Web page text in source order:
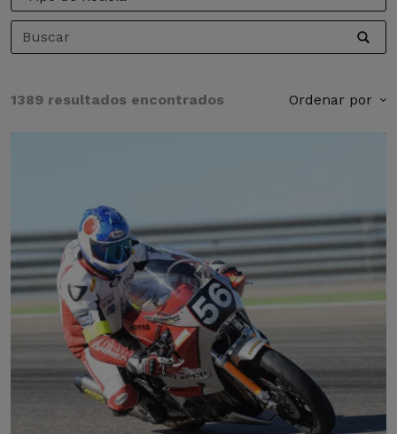
1389 resultados encontrados Ordenar por